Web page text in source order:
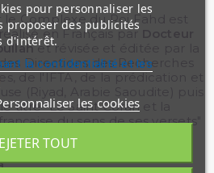
le Complexe du Roi Fahd est
en Français parDocteur
et révisée et éditée par la
Directions des Recherches
de l'IFTA, de la prédication et
(Riyad, Arabie Saoudite) puis
titre "Le Saint Coran et la
du sens de ses versets"
Ahmad Lo
Amine Al Chinqiuiti
.
pour personnaliser les
proposer des publicités
d'intérêt.
la confidentialité et les
les cookies
TOUT